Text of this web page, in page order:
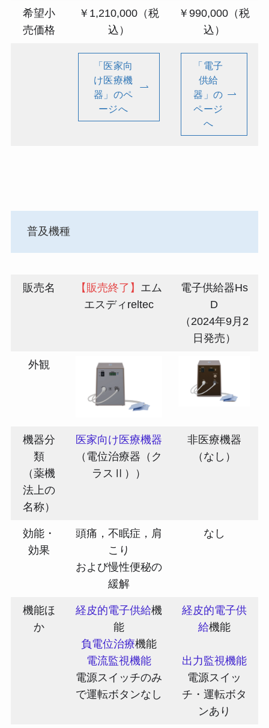
希望小
売価格
￥1,210,000（税
込）
￥990,000（税
込）
「医家向
け医療機
器」のペ
ージへ
「電子
供給
器」の
ページ
へ
普及機種
販売名 【販売終了】 エム
エスディreltec
電子供給器Hs
D
（2024年9月2
日発売）
外観
機器分
類
（薬機
法上の
名称）
医家向け医療機器
（電位治療器（ク
ラスⅡ））
非医療機器
（なし）
効能・
効果
頭痛，不眠症，肩
こり
および慢性便秘の
緩解
なし
機能ほ
か
経皮的電子供給機
能
負電位治療機能
電流監視機能
電源スイッチのみ
で運転ボタンなし
経皮的電子供
給機能
出力監視機能
電源スイッ
チ・運転ボタ
ンあり